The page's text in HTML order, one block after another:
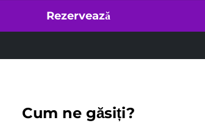
Cum ne găsiți?